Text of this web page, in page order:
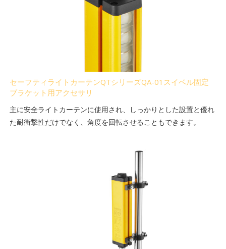
セーフティライトカーテンQTシリーズQA-01スイベル固定
ブラケット用アクセサリ
主に安全ライトカーテンに使用され、しっかりとした設置と優れ
た耐衝撃性だけでなく、角度を回転させることもできます。